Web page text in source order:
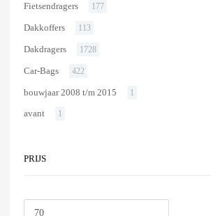
Fietsendragers 177
Dakkoffers 113
Dakdragers 1728
Car-Bags 422
bouwjaar 2008 t/m 2015 1
avant 1
PRIJS